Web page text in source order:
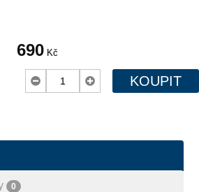
690 Kč
KOUPIT
0